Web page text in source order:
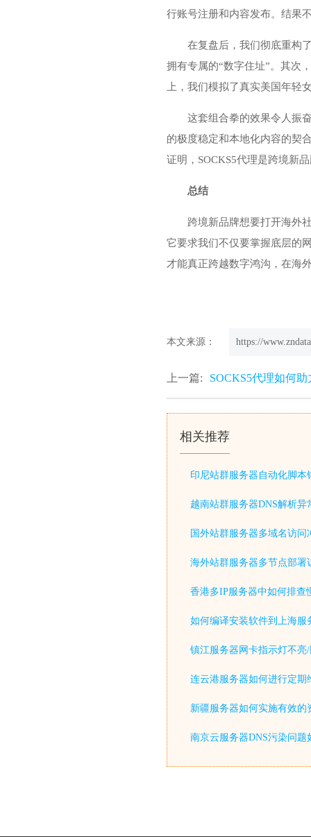
行账号注册和内容发布。结果
在复盘后，我们彻底重构
拥有专属的“数字住址”。其次
上，我们模拟了真实美国年
这套组合拳的效果令人振
的极度稳定和本地化内容的契
证明，SOCKS5代理是跨境新
总结
跨境新品牌想要打开海外
它要求我们不仅要掌握底层的
才能真正跨越数字鸿沟，在海
本文来源： https://
上一篇: SOCKS5代理如何
相关推荐
印尼站群服务器自动化脚本
越南站群服务器DNS解析异
国外站群服务器多域名访问
海外站群服务器多节点部署
香港多IP服务器中如何排查
如何编译安装软件到上海服
镇江服务器网卡指示灯不亮
连云港服务器如何进行定期
新疆服务器如何实施有效的
南京云服务器DNS污染问题